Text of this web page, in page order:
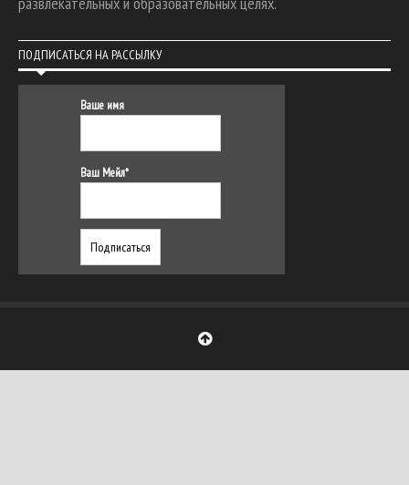
ПОДПИСАТЬСЯ НА РАССЫЛКУ
Ваше имя
Ваш Мейл*